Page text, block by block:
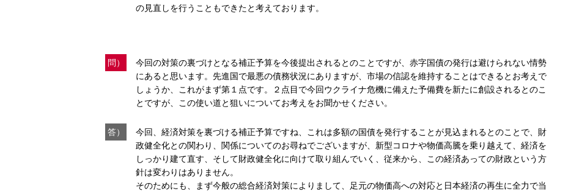
の見直しを行うこともできたと考えております。
問）
今回の対策の裏づけとなる補正予算を今後提出されるとのことですが、赤字国債の発行は避けられない情勢
にあると思います。先進国で最悪の債務状況にありますが、市場の信認を維持することはできるとお考えで
しょうか、これがまず第１点です。２点目で今回ウクライナ危機に備えた予備費を新たに創設されるとのこ
とですが、この使い道と狙いについてお考えをお聞かせください。
答）
今回、経済対策を裏づける補正予算ですね、これは多額の国債を発行することが見込まれるとのことで、財
政健全化との関わり、関係についてのお尋ねでございますが、新型コロナや物価高騰を乗り越えて、経済を
しっかり建て直す、そして財政健全化に向けて取り組んでいく、従来から、この経済あっての財政という方
針は変わりはありません。
そのためにも、まず今般の総合経済対策によりまして、足元の物価高への対応と日本経済の再生に全力で当